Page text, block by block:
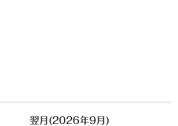
翌月(2026年9月)